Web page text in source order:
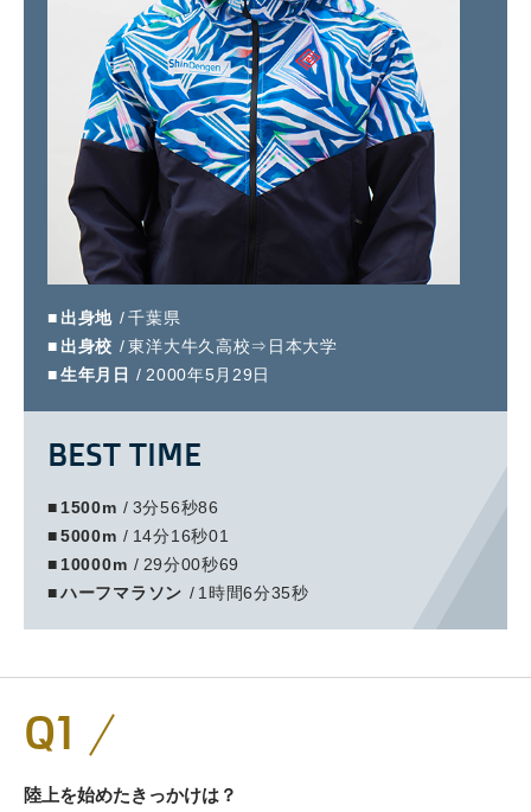
お問い合わせ
閉じる
出身地
千葉県
出身校
東洋大牛久高校⇒日本大学
生年月日
2000年5月29日
BEST TIME
1500m
3分56秒86
5000m
14分16秒01
10000m
29分00秒69
ハーフマラソン
1時間6分35秒
Q1
陸上を始めたきっかけは？